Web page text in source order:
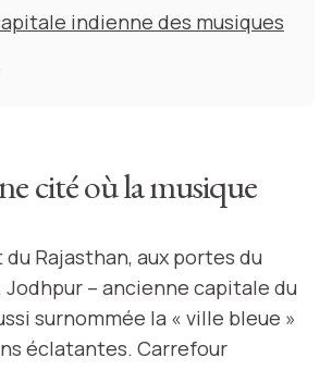
indienne des musiques
cité où la musique
du Rajasthan, aux portes du
Jodhpur – ancienne capitale du
surnommée la « ville bleue »
éclatantes. Carrefour